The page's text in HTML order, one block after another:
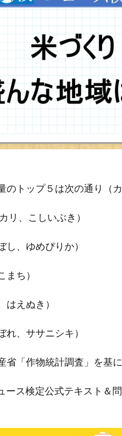
のトップ５は次の通り（
、こしいぶき）
、ゆめぴりか）
ち）
えぬき）
、ササニシキ）
省「作物統計調査」を基
検定公式テキスト＆問